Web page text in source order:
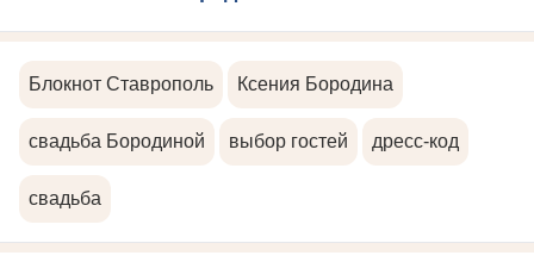
Блокнот Ставрополь Ксения Бородина
свадьба Бородиной выбор гостей дресс-код
свадьба